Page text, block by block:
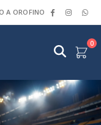
A OROFINO
0